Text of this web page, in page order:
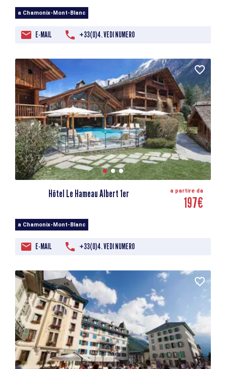
a Chamonix-Mont-Blanc
E-MAIL +33(0)4. VEDI NUMERO
Hôtel Le Hameau Albert 1er a partire da
197€
a Chamonix-Mont-Blanc
E-MAIL +33(0)4. VEDI NUMERO